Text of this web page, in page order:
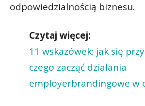
odpowiedzialnością biznesu.
Czytaj więcej:
11 wskazówek: jak się
czego zacząć działania
employerbrandingowe w